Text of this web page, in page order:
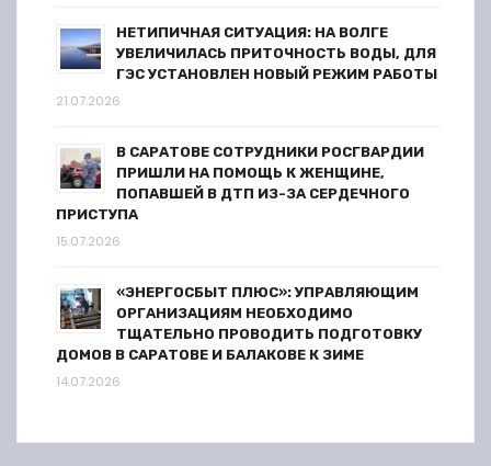
НЕТИПИЧНАЯ СИТУАЦИЯ: НА ВОЛГЕ
УВЕЛИЧИЛАСЬ ПРИТОЧНОСТЬ ВОДЫ, ДЛЯ
ГЭС УСТАНОВЛЕН НОВЫЙ РЕЖИМ РАБОТЫ
21.07.2026
В САРАТОВЕ СОТРУДНИКИ РОСГВАРДИИ
ПРИШЛИ НА ПОМОЩЬ К ЖЕНЩИНЕ,
ПОПАВШЕЙ В ДТП ИЗ-ЗА СЕРДЕЧНОГО
ПРИСТУПА
15.07.2026
«ЭНЕРГОСБЫТ ПЛЮС»: УПРАВЛЯЮЩИМ
ОРГАНИЗАЦИЯМ НЕОБХОДИМО
ТЩАТЕЛЬНО ПРОВОДИТЬ ПОДГОТОВКУ
ДОМОВ В САРАТОВЕ И БАЛАКОВЕ К ЗИМЕ
14.07.2026